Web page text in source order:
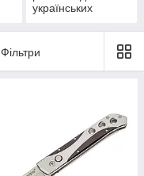
українських
Фільтри